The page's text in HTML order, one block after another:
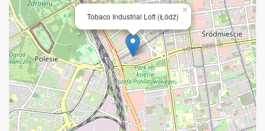
Tobaco Industrial Loft (Łódź)
×